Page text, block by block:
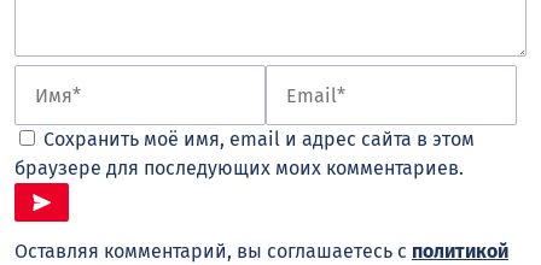
Сохранить моё имя, email и адрес сайта в этом
браузере для последующих моих комментариев.
Оставляя комментарий, вы соглашаетесь с политикой